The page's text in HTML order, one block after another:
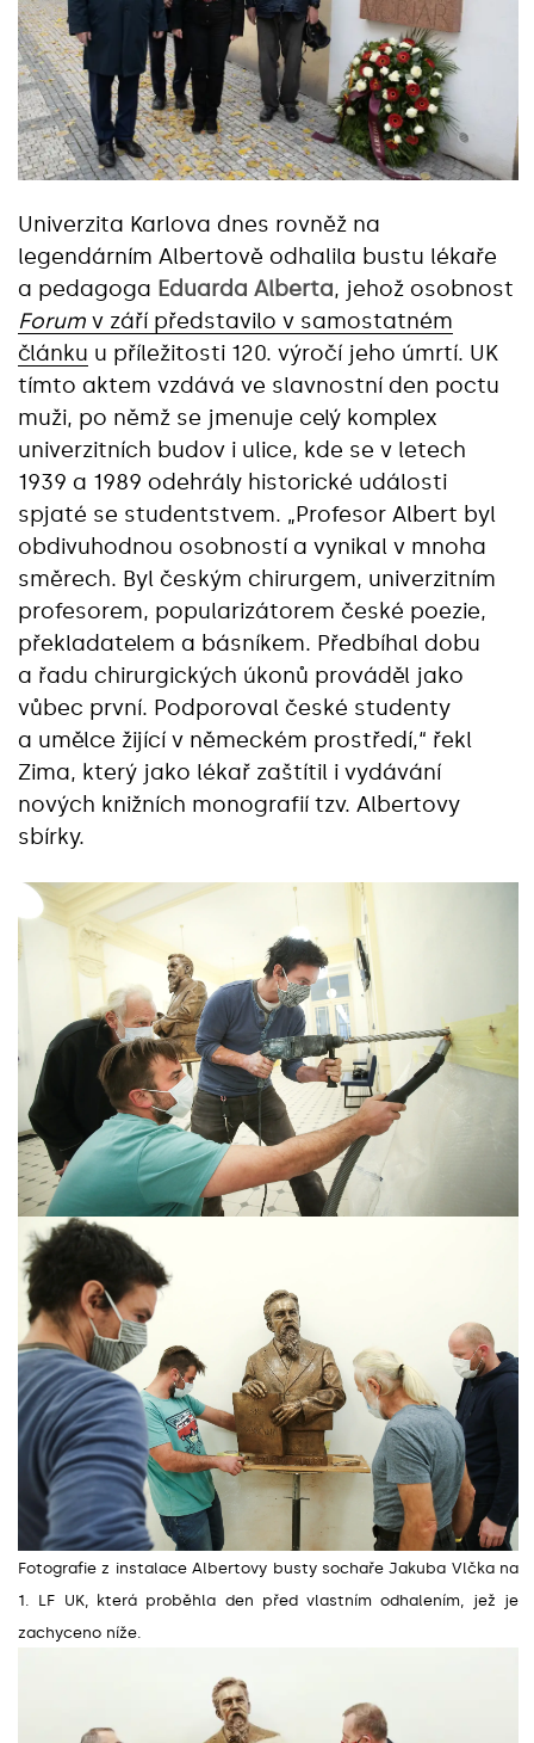
Univerzita Karlova dnes rovněž na
legendárním Albertově odhalila bustu lékaře
a pedagoga Eduarda Alberta, jehož osobnost
Forum v září představilo v samostatném
článku u příležitosti 120. výročí jeho úmrtí. UK
tímto aktem vzdává ve slavnostní den poctu
muži, po němž se jmenuje celý komplex
univerzitních budov i ulice, kde se v letech
1939 a 1989 odehrály historické události
spjaté se studentstvem. „Profesor Albert byl
obdivuhodnou osobností a vynikal v mnoha
směrech. Byl českým chirurgem, univerzitním
profesorem, popularizátorem české poezie,
překladatelem a básníkem. Předbíhal dobu
a řadu chirurgických úkonů prováděl jako
vůbec první. Podporoval české studenty
a umělce žijící v německém prostředí,“ řekl
Zima, který jako lékař zaštítil i vydávání
nových knižních monografií tzv. Albertovy
sbírky.
Fotografie z instalace Albertovy busty sochaře Jakuba Vlčka na
1. LF UK, která proběhla den před vlastním odhalením, jež je
zachyceno níže.